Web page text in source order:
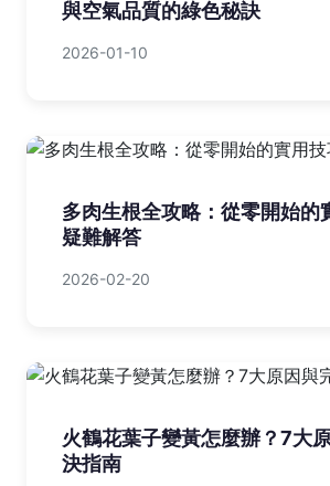
與空氣品質的綠色秘訣
2026-01-10
多肉生根全攻略：從零開始的
疑難解答
2026-02-20
火鶴花葉子變黃怎麼辦？7大
決指南